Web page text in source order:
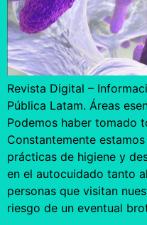
Revista Digital –
Pública Latam. Áreas
Podemos haber tomado
Constantemente
prácticas de higiene y
en el autocuidado tanto
personas que visitan
riesgo de un eventual